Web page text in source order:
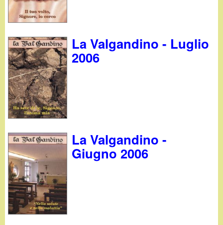
La Valgandino - Luglio
2006
La Valgandino -
Giugno 2006